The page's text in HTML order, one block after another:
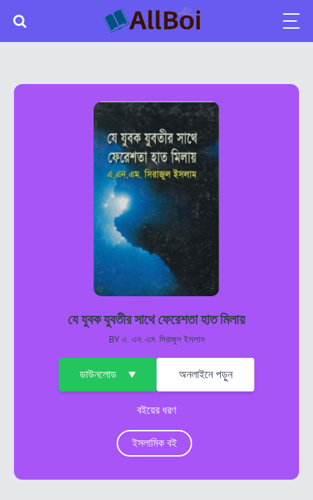
যে যুবক যুবতীর সাথে ফেরেশতা হাত মিলায়
BYএ. এন. এম. সিরাজুল ইসলাম
ডাউনলোড অনলাইনে পড়ুন
বইয়ের ধরণ
ইসলামিক বই